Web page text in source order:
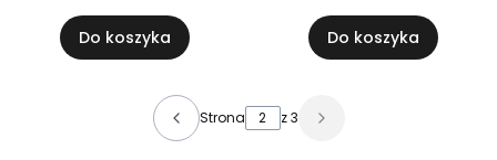
Do koszyka Do koszyka
Strona z 3